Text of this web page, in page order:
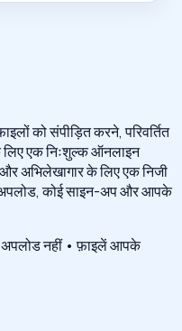
को संपीड़ित करने, परिवर्तित
एक निःशुल्क ऑनलाइन
और अभिलेखागार के लिए एक निजी
कोई साइन-अप और आपके
अपलोड नहीं • फ़ाइलें आपके